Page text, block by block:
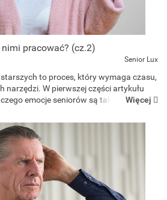
pracować? (cz.2)
Senior Lux
to proces, który wymaga czasu,
narzędzi. W pierwszej części artykułu
emocje seniorów są tak ważne oraz
Więcej